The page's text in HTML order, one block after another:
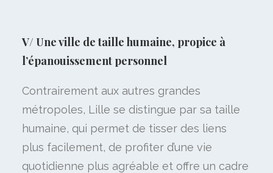
V/ Une ville de taille humaine, propice à
l’épanouissement personnel
Contrairement aux autres grandes
métropoles, Lille se distingue par sa taille
humaine, qui permet de tisser des liens
plus facilement, de profiter d’une vie
quotidienne plus agréable et offre un cadre